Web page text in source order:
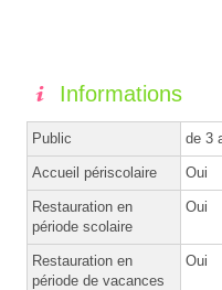
Informations
Public de 3
Accueil périscolaire Oui
Restauration en
période scolaire
Oui
Restauration en
période de vacances
Oui